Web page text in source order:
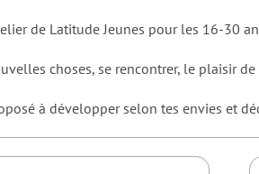
de Latitude Jeunes pour les 16-30
choses, se rencontrer, le plaisir de
à développer selon tes envies et